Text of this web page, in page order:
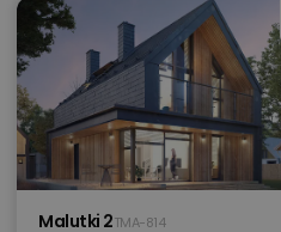
Pompa ciepła
Projekt altanki
Malutki 2TMA-814